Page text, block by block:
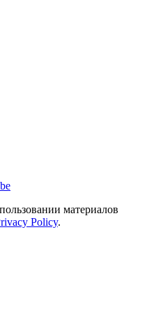
материалов
Policy.